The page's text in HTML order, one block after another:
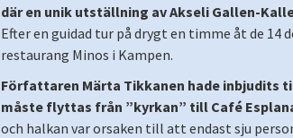
där en unik utställning av Akseli Gallen-
Efter en guidad tur på drygt en timme åt de 14
restaurang Minos i Kampen.
Författaren Märta Tikkanen hade inbjudits
måste flyttas från ”kyrkan” till Café
och halkan var orsaken till att endast sju